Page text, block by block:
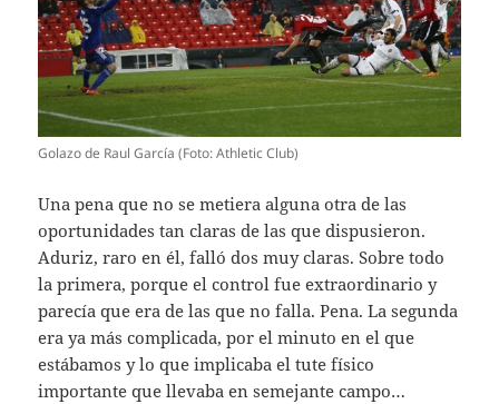
Golazo de Raul García (Foto: Athletic Club)
Una pena que no se metiera alguna otra de las
oportunidades tan claras de las que dispusieron.
Aduriz, raro en él, falló dos muy claras. Sobre todo
la primera, porque el control fue extraordinario y
parecía que era de las que no falla. Pena. La segunda
era ya más complicada, por el minuto en el que
estábamos y lo que implicaba el tute físico
importante que llevaba en semejante campo…